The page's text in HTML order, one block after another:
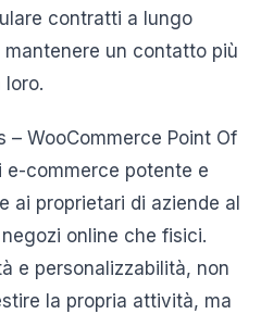
contratti a lungo
un contatto più
– WooCommerce Point Of
e-commerce potente e
ai proprietari di aziende al
online che fisici.
e personalizzabilità, non
la propria attività, ma